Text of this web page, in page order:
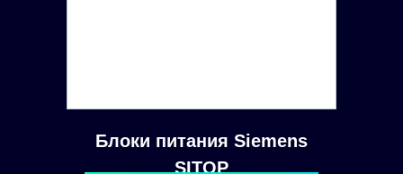
Блоки питания Siemens
SITOP